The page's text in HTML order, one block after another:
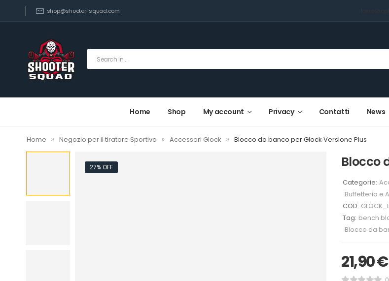
shop@shooter-squad.com
Home Shop My account Privacy Contatti News
Home » Negozio per il tiratore Sportivo » Accessori Glock » Blocco da banco per Glock Versione Plus
27% OFF Blocco
Categorie:
Buffetteria e
COD:
Tag: bench
Blocco da
21,90€